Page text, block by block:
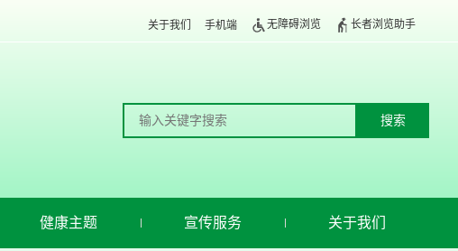
关于我们 手机端 无障碍浏览 长者浏览助手
健康主题 宣传服务 关于我们